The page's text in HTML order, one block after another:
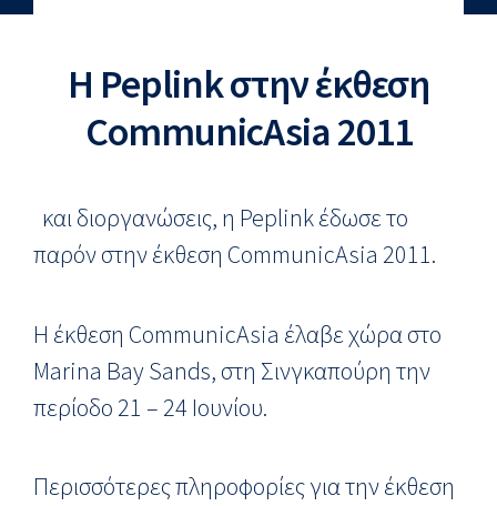
H Peplink στην έκθεση
CommunicAsia 2011
και διοργανώσεις, η Peplink έδωσε το
παρόν στην έκθεση CommunicAsia 2011.
Η έκθεση CommunicAsia έλαβε χώρα στο
Marina Bay Sands, στη Σινγκαπούρη την
περίοδο 21 – 24 Ιουνίου.
Περισσότερες πληροφορίες για την έκθεση